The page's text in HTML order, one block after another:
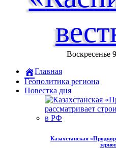
Воскресенье
Главная
Геополитика региона
Повестка дня
Казахстанская